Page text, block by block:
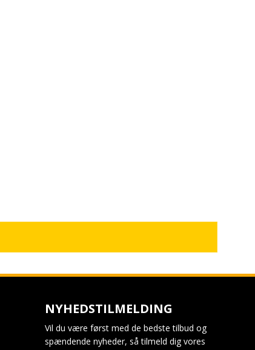
NYHEDSTILMELDING
Vil du være først med de bedste tilbud og
spændende nyheder, så tilmeld dig vores